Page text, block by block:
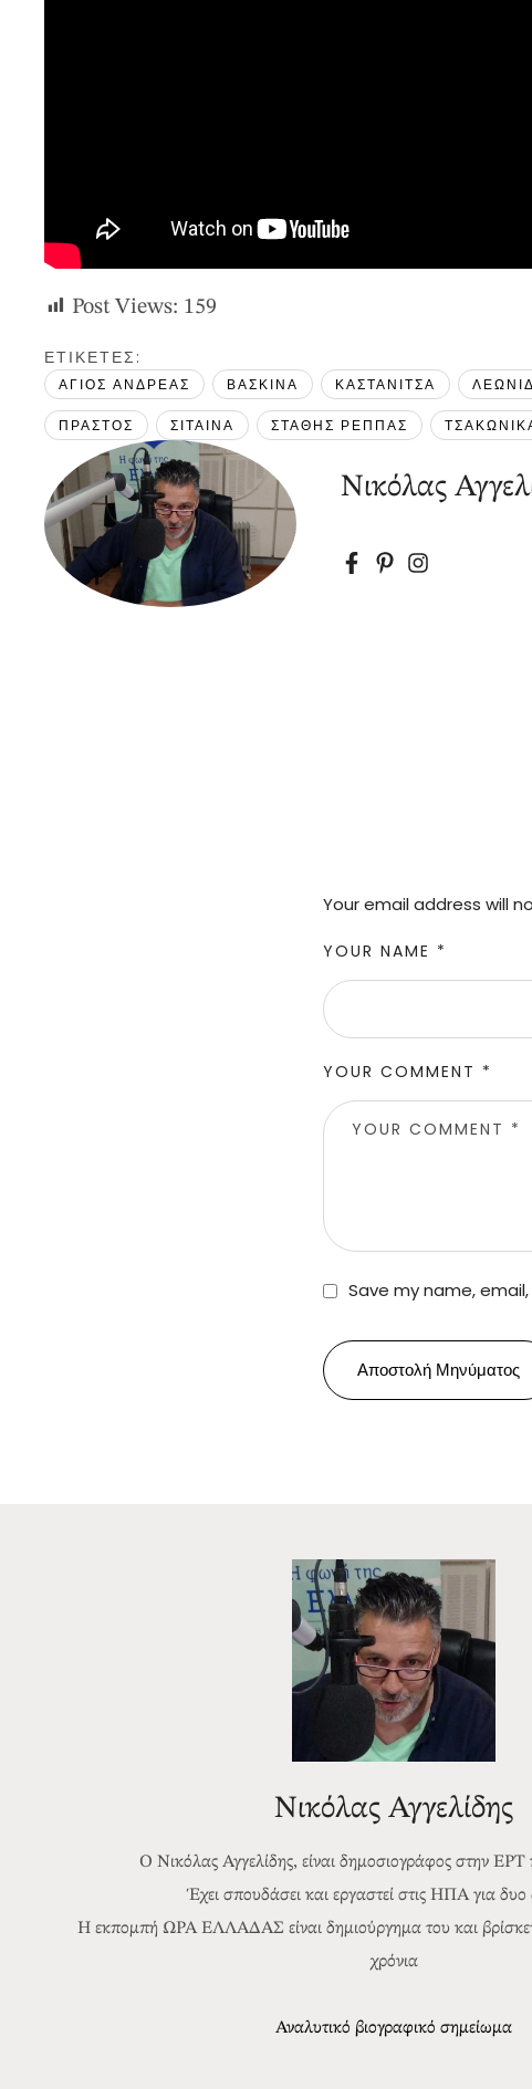
Post Views: 159
ΕΤΙΚΕΤΕΣ:
ΑΓΙΟΣ ΑΝΔΡΕΑΣ ΒΑΣΚΙΝΑ ΚΑΣΤΑΝΙΤΣΑ
ΠΡΑΣΤΟΣ ΣΙΤΑΙΝΑ ΣΤΑΘΗΣ ΡΕΠΠΑΣ
Νικόλας
Your email address will
YOUR COMMENT *
YOUR NAME *
Save my name,
Αποστολή Μηνύματος
Νικόλας Αγγελίδης
Ο Νικόλας Αγγελίδης, είναι δημοσιογράφος στην ΕΡΤ
Έχει σπουδάσει και εργαστεί στις ΗΠΑ για δυο
Η εκπομπή ΩΡΑ ΕΛΛΑΔΑΣ είναι δημιούργημα του και
χρόνια
Αναλυτικό βιογραφικό σημείωμα